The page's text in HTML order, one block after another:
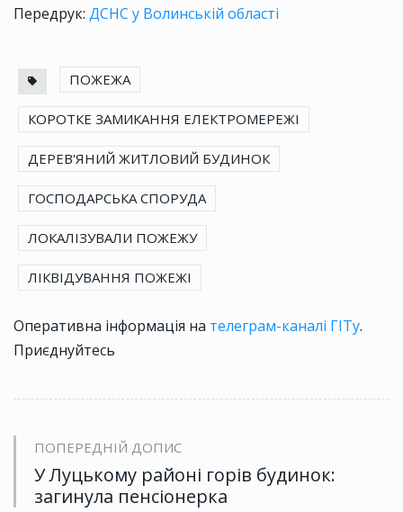
Передрук: ДСНС у Волинській області
ПОЖЕЖА
КОРОТКЕ ЗАМИКАННЯ ЕЛЕКТРОМЕРЕЖІ
ДЕРЕВ'ЯНИЙ ЖИТЛОВИЙ БУДИНОК
ГОСПОДАРСЬКА СПОРУДА
ЛОКАЛІЗУВАЛИ ПОЖЕЖУ
ЛІКВІДУВАННЯ ПОЖЕЖІ
Оперативна інформація на телеграм-каналі ГІТу.
Приєднуйтесь
ПОПЕРЕДНІЙ ДОПИС
У Луцькому районі горів будинок:
загинула пенсіонерка